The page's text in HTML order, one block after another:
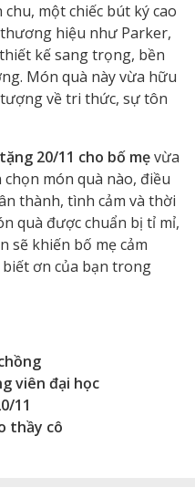
một chiếc bút ký cao
hiệu như Parker,
kế sang trọng, bền
Món quà này vừa hữu
về tri thức, sự tôn
20/11 cho bố mẹvừa
món quà nào, điều
thành, tình cảm và thời
quà được chuẩn bị tỉ mỉ,
sẽ khiến bố mẹ cảm
ơn của bạn trong
viên đại học
11
thầy cô